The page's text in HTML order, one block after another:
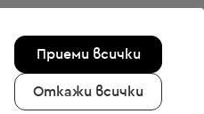
Приеми всички
Откажи всички